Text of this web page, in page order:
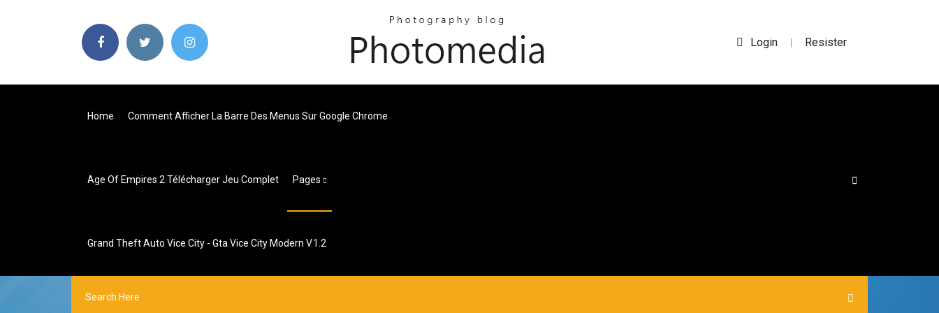
Login | Resister
Home Comment Afficher La Barre Des Menus Sur Google Chrome
Age Of Empires 2 Télécharger Jeu Complet Pages
Grand Theft Auto Vice City - Gta Vice City Modern V.1.2